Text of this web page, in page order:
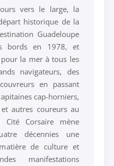
vers le large, la
historique de la
Guadeloupe
bords en 1978, et
la mer à tous les
navigateurs, des
en passant
cap-horniers,
autres coureurs au
Corsaire mène
décennies une
de culture et
manifestations